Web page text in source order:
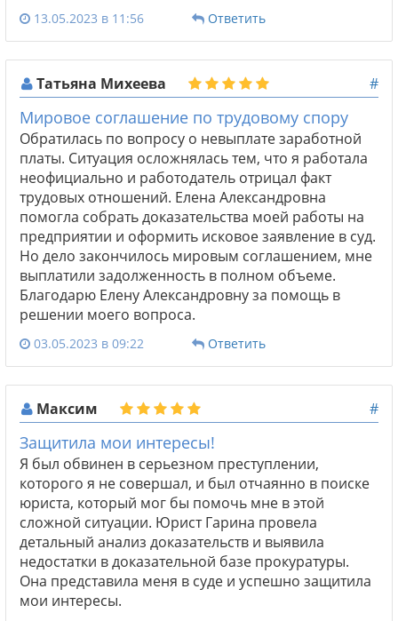
13.05.2023 в 11:56 Ответить
Татьяна Михеева #
Мировое соглашение по трудовому спору
Обратилась по вопросу о невыплате заработной
платы. Ситуация осложнялась тем, что я работала
неофициально и работодатель отрицал факт
трудовых отношений. Елена Александровна
помогла собрать доказательства моей работы на
предприятии и оформить исковое заявление в суд.
Но дело закончилось мировым соглашением, мне
выплатили задолженность в полном объеме.
Благодарю Елену Александровну за помощь в
решении моего вопроса.
03.05.2023 в 09:22 Ответить
Максим #
Защитила мои интересы!
Я был обвинен в серьезном преступлении,
которого я не совершал, и был отчаянно в поиске
юриста, который мог бы помочь мне в этой
сложной ситуации. Юрист Гарина провела
детальный анализ доказательств и выявила
недостатки в доказательной базе прокуратуры.
Она представила меня в суде и успешно защитила
мои интересы.